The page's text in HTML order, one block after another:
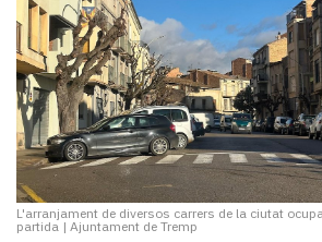
L'arranjament de diversos carrers de la ciutat
partida | Ajuntament de Tremp